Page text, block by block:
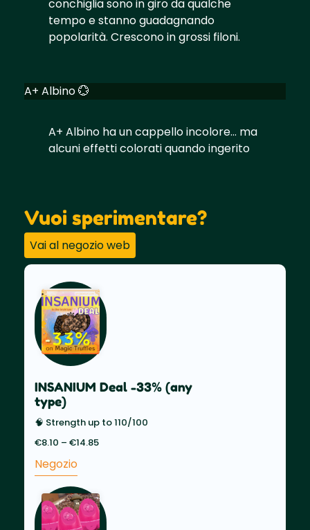
conchiglia sono in giro da qualche
tempo e stanno guadagnando
popolarità. Crescono in grossi filoni.
A+ Albino 💮
A+ Albino ha un cappello incolore... ma
alcuni effetti colorati quando ingerito
Vuoi sperimentare?
Vai al negozio web
INSANIUM Deal -33% (any
type)
🧠 Strength up to 110/100
€8.10 – €14.85
€14.85
Negozio